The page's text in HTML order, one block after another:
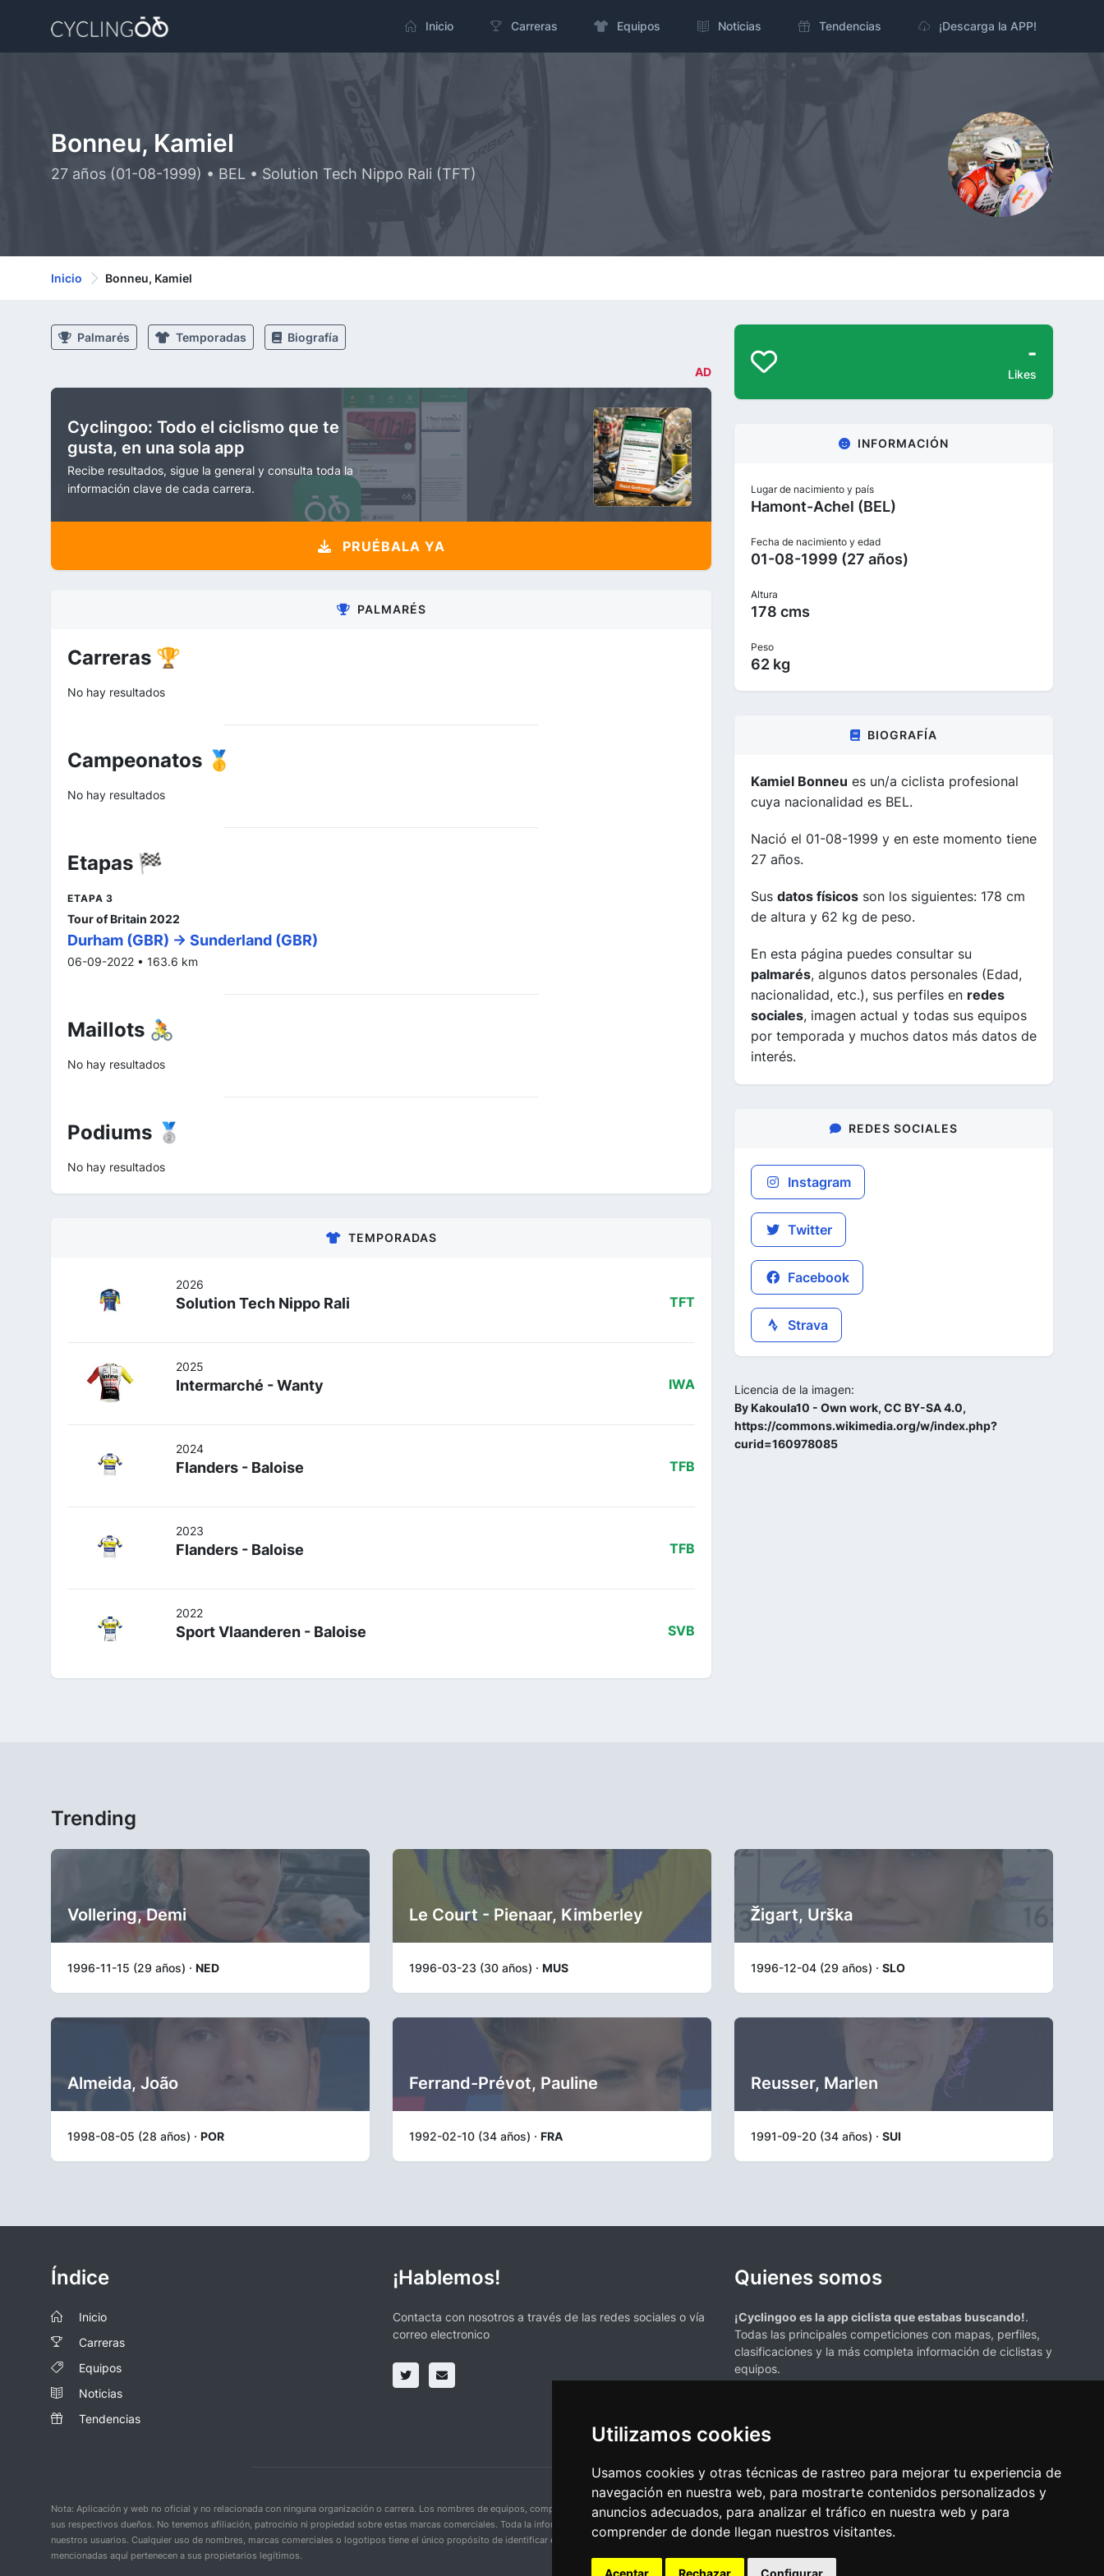
Utilizamos cookies
Usamos cookies y otras técnicas de rastreo para mejorar tu experiencia de
navegación en nuestra web, para mostrarte contenidos personalizados y
anuncios adecuados, para analizar el tráfico en nuestra web y para
comprender de donde llegan nuestros visitantes.
Aceptar Rechazar Configurar
Inicio Carreras Equipos Noticias Tendencias ¡Descarga la APP!
Bonneu, Kamiel
27 años (01-08-1999) • BEL • Solution Tech Nippo Rali (TFT)
Inicio Bonneu, Kamiel
Palmarés Temporadas Biografía
AD
Cyclingoo: Todo el ciclismo que te
gusta, en una sola app
Recibe resultados, sigue la general y consulta toda la
información clave de cada carrera.
PRUÉBALA YA
PALMARÉS
Carreras 🏆
No hay resultados
Campeonatos 🥇
No hay resultados
Etapas 🏁
ETAPA 3
Tour of Britain 2022
Durham (GBR) -> Sunderland (GBR)
06-09-2022 • 163.6 km
Maillots 🚴
No hay resultados
Podiums 🥈
No hay resultados
TEMPORADAS
2026
Solution Tech Nippo Rali TFT
2025
Intermarché - Wanty IWA
2024
Flanders - Baloise TFB
2023
Flanders - Baloise TFB
2022
Sport Vlaanderen - Baloise SVB
-
Likes
INFORMACIÓN
Lugar de nacimiento y país
Hamont-Achel (BEL)
Fecha de nacimiento y edad
01-08-1999 (27 años)
Altura
178 cms
Peso
62 kg
BIOGRAFÍA
Kamiel Bonneu es un/a ciclista profesional
cuya nacionalidad es BEL.
Nació el 01-08-1999 y en este momento tiene
27 años.
Sus datos físicos son los siguientes: 178 cm
de altura y 62 kg de peso.
En esta página puedes consultar su
palmarés, algunos datos personales (Edad,
nacionalidad, etc.), sus perfiles en redes
sociales, imagen actual y todas sus equipos
por temporada y muchos datos más datos de
interés.
REDES SOCIALES
Instagram
Twitter
Facebook
Strava
Licencia de la imagen:
By Kakoula10 - Own work, CC BY-SA 4.0,
https://commons.wikimedia.org/w/index.php?
curid=160978085
Trending
Vollering, Demi
1996-11-15 (29 años) · NED
Le Court - Pienaar, Kimberley
1996-03-23 (30 años) · MUS
Žigart, Urška
1996-12-04 (29 años) · SLO
Almeida, João
1998-08-05 (28 años) · POR
Ferrand-Prévot, Pauline
1992-02-10 (34 años) · FRA
Reusser, Marlen
1991-09-20 (34 años) · SUI
Índice
Inicio
Carreras
Equipos
Noticias
Tendencias
¡Hablemos!
Contacta con nosotros a través de las redes sociales o vía
correo electronico
Quienes somos
¡Cyclingoo es la app ciclista que estabas buscando!.
Todas las principales competiciones con mapas, perfiles,
clasificaciones y la más completa información de ciclistas y
equipos.
Nota: Aplicación y web no oficial y no relacionada con ninguna organización o carrera. Los nombres de equipos, competiciones, marcas comerciales y logotipos mencionados en esta página de resultados de ciclismo son propiedad de
sus respectivos dueños. No tenemos afiliación, patrocinio ni propiedad sobre estas marcas comerciales. Toda la información proporcionada en esta página se presenta únicamente con fines informativos y para la conveniencia de
nuestros usuarios. Cualquier uso de nombres, marcas comerciales o logotipos tiene el único propósito de identificar equipos y competiciones y no implica asociación o respaldo. Todos los derechos de las marcas comerciales
mencionadas aquí pertenecen a sus propietarios legítimos.